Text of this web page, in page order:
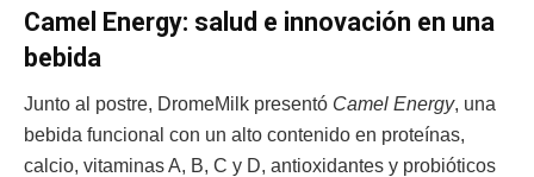
Camel Energy: salud e innovación en una
bebida
Junto al postre, DromeMilk presentó Camel Energy, una
bebida funcional con un alto contenido en proteínas,
calcio, vitaminas A, B, C y D, antioxidantes y probióticos